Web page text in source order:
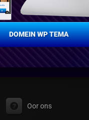
DOMEIN WP TEMA
Oor ons